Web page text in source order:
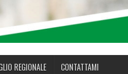
REGIONALE CONTATTAMI